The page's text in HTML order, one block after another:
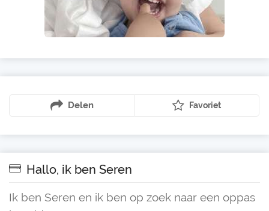
Delen Favoriet
Hallo, ik ben Seren
Ik ben Seren en ik ben op zoek naar een oppas